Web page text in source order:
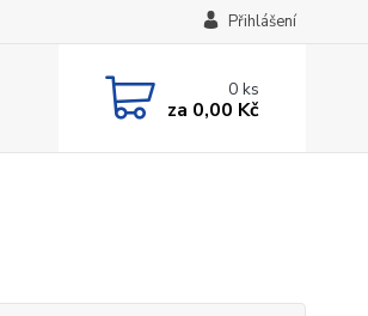
Přihlášení
0ks
za 0,00 Kč